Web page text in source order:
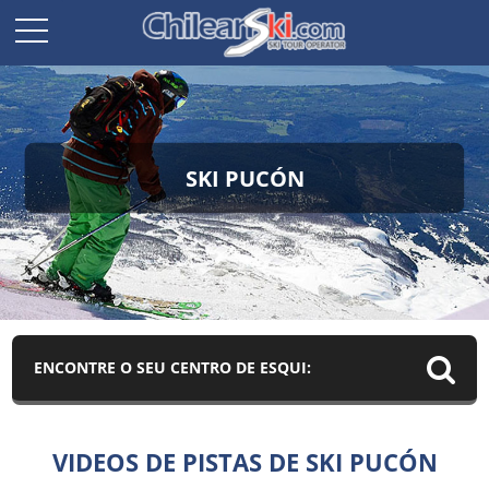
SKI PUCÓN
ENCONTRE O SEU CENTRO DE ESQUI:
VIDEOS DE PISTAS DE SKI PUCÓN